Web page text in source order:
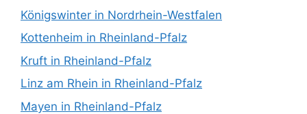
Königswinter in Nordrhein-Westfalen
Kottenheim in Rheinland-Pfalz
Kruft in Rheinland-Pfalz
Linz am Rhein in Rheinland-Pfalz
Mayen in Rheinland-Pfalz